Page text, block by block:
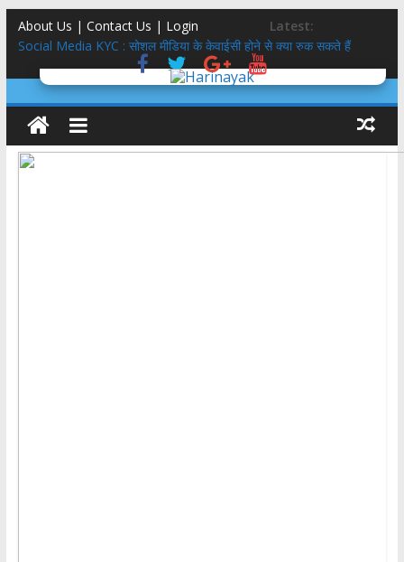
About Us | Contact Us | Login
Latest:
Social Media KYC : सोशल मीडिया के केवाईसी होने से क्या रुक सकते हैं
अपराध?
इतिहास लेखन में दृष्टि
तीलू रौतेली पुरस्कार 51 हजार से 75 हजार, आंगनबाड़ी कार्यकत्री पुरस्कार 51
हजार से 61 हजार: मुमं धामी
मिलेनियल्स गंवाने वाली कांग्रेस साध पायेगी GEN-Z?
5 स्टार होटल,बासी दूध,फंफूद लगी सब्ज़ियां, शाकाहार-मांसाहार गड्ड-मड्ड….